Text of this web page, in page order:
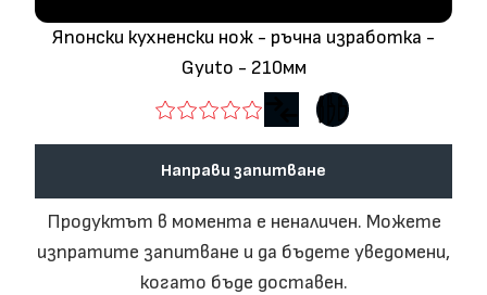
Японски кухненски нож - ръчна изработка -
Gyuto - 210мм
Направи запитване
Продуктът в момента е неналичен. Можете
изпратите запитване и да бъдете уведомени,
когато бъде доставен.